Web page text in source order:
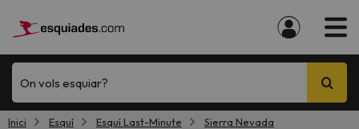
On vols esquiar?
Inici Esquí Esquí Last-Minute Sierra Nevada